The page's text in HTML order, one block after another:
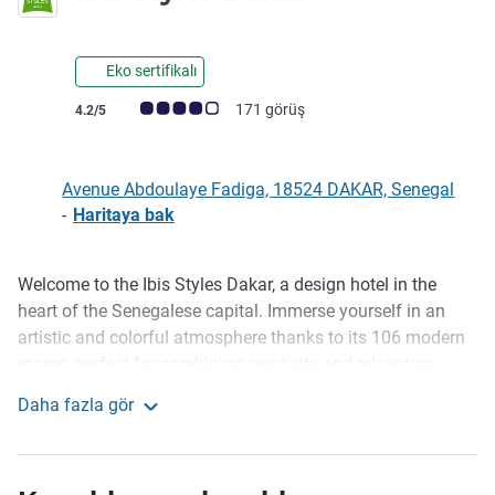
Eko sertifikalı
Avis müşterileri puanı (ALL Puanlama)
4.2/5 171 görüş
Avenue Abdoulaye Fadiga, 18524 DAKAR, Senegal
- Haritaya bak
Açıklama
Welcome to the Ibis Styles Dakar, a design hotel in the
heart of the Senegalese capital. Immerse yourself in an
artistic and colorful atmosphere thanks to its 106 modern
sites such as the Kermel craft market, art galleries,
Daha fazla gör